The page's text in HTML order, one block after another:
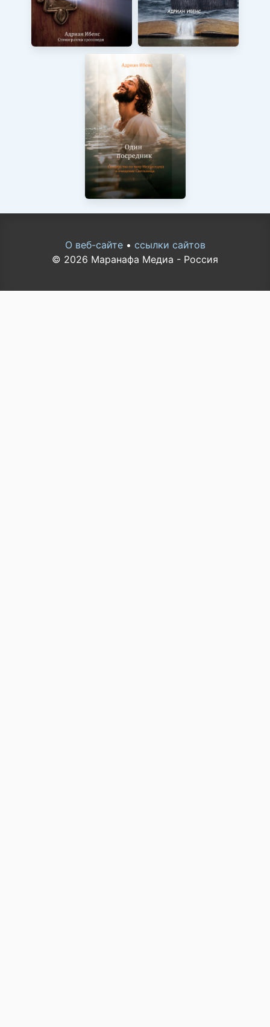
О веб-сайте• ссылки сайтов
© 2026 Маранафа Медиа - Россия